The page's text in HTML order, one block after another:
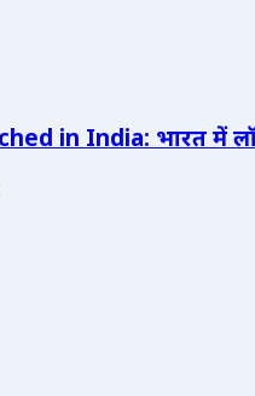
in India: भारत में